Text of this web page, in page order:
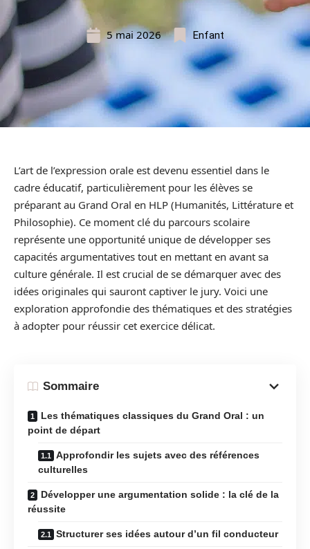
5 mai 2026 Enfant
L’art de l’expression orale est devenu essentiel dans le
cadre éducatif, particulièrement pour les élèves se
préparant au Grand Oral en HLP (Humanités, Littérature et
Philosophie). Ce moment clé du parcours scolaire
représente une opportunité unique de développer ses
capacités argumentatives tout en mettant en avant sa
culture générale. Il est crucial de se démarquer avec des
idées originales qui sauront captiver le jury. Voici une
exploration approfondie des thématiques et des stratégies
à adopter pour réussir cet exercice délicat.
Sommaire
Les thématiques classiques du Grand Oral : un
point de départ
Approfondir les sujets avec des références
culturelles
Développer une argumentation solide : la clé de la
réussite
Structurer ses idées autour d’un fil conducteur